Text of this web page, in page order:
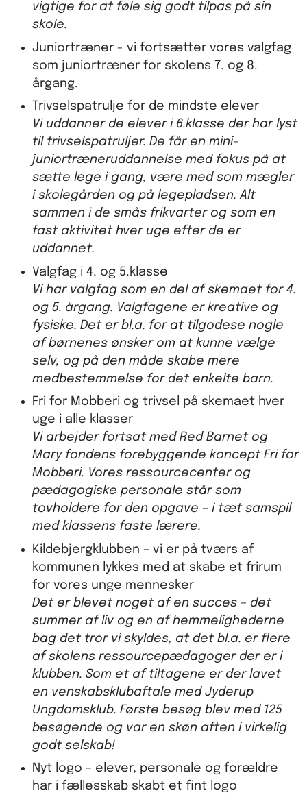
vigtige for at føle sig godt tilpas på sin
skole.
Juniortræner - vi fortsætter vores valgfag
som juniortræner for skolens 7. og 8.
årgang.
Trivselspatrulje for de mindste elever
Vi uddanner de elever i 6.klasse der har lyst
til trivselspatruljer. De får en mini-
juniortræneruddannelse med fokus på at
sætte lege i gang, være med som mægler
i skolegården og på legepladsen. Alt
sammen i de smås frikvarter og som en
fast aktivitet hver uge efter de er
uddannet.
Valgfag i 4. og 5.klasse
Vi har valgfag som en del af skemaet for 4.
og 5. årgang. Valgfagene er kreative og
fysiske. Det er bl.a. for at tilgodese nogle
af børnenes ønsker om at kunne vælge
selv, og på den måde skabe mere
medbestemmelse for det enkelte barn.
Fri for Mobberi og trivsel på skemaet hver
uge i alle klasser
Vi arbejder fortsat med Red Barnet og
Mary fondens forebyggende koncept Fri for
Mobberi. Vores ressourcecenter og
pædagogiske personale står som
tovholdere for den opgave – i tæt samspil
med klassens faste lærere.
Kildebjergklubben – vi er på tværs af
kommunen lykkes med at skabe et frirum
for vores unge mennesker
Det er blevet noget af en succes – det
summer af liv og en af hemmelighederne
bag det tror vi skyldes, at det bl.a. er flere
af skolens ressourcepædagoger der er i
klubben. Som et af tiltagene er der lavet
en venskabsklubaftale med Jyderup
Ungdomsklub. Første besøg blev med 125
besøgende og var en skøn aften i virkelig
godt selskab!
Nyt logo – elever, personale og forældre
har i fællesskab skabt et fint logo